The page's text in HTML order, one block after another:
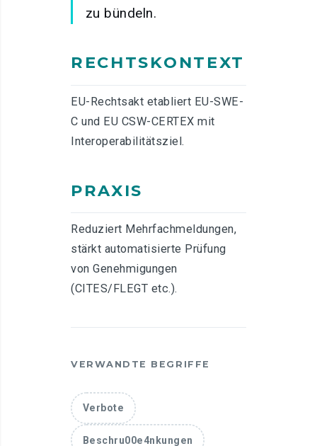
zu bündeln.
RECHTSKONTEXT
EU-Rechtsakt etabliert EU-SWE-
C und EU CSW-CERTEX mit
Interoperabilitätsziel.
PRAXIS
Reduziert Mehrfachmeldungen,
stärkt automatisierte Prüfung
von Genehmigungen
(CITES/FLEGT etc.).
VERWANDTE BEGRIFFE
Verbote
Beschru00e4nkungen